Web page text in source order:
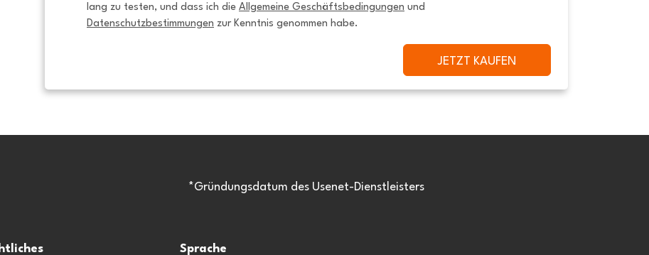
lang zu testen, und dass ich die Allgemeine Geschäftsbedingungen
Datenschutzbestimmungen zur Kenntnis genommen habe.
JETZT KAUFEN
*Gründungsdatum des Usenet-Dienstleisters
Sprache